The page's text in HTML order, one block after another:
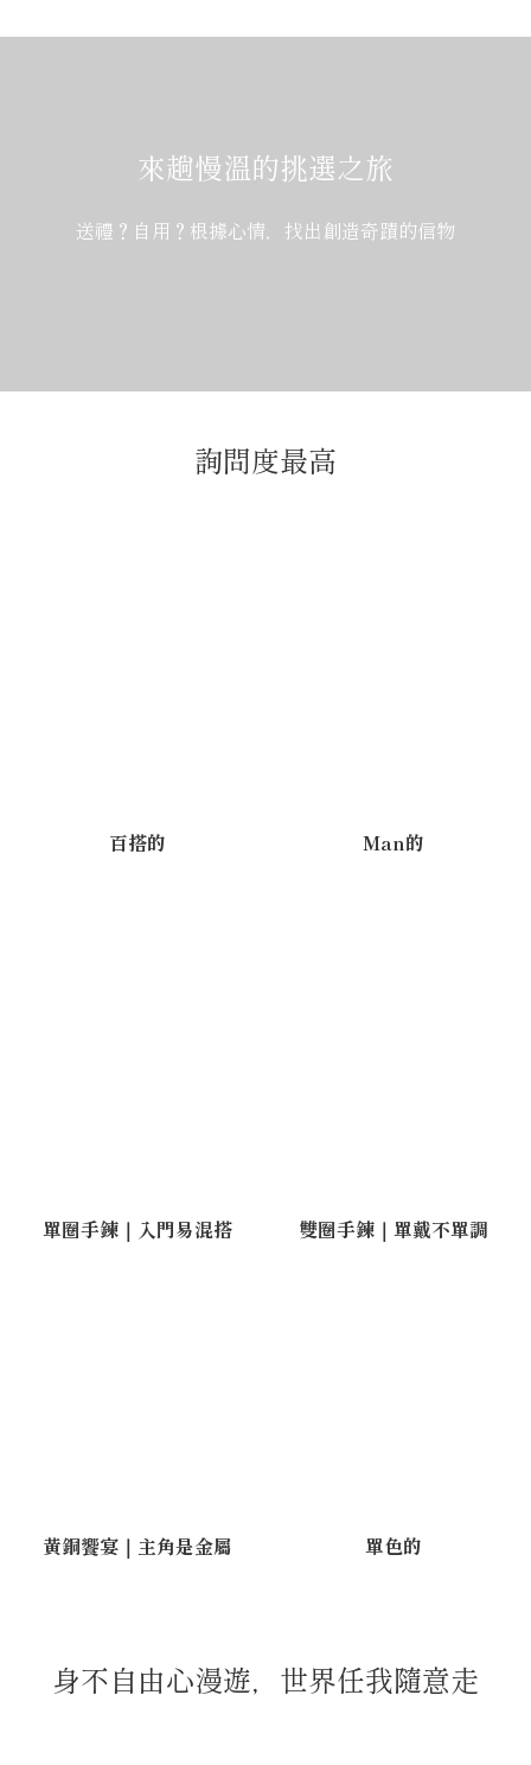
來趟慢溫的挑選之旅
送禮？自用？根據心情，找出創造奇蹟的信物
詢問度最高
百搭的 Man的
單圈手鍊｜入門易混搭 雙圈手鍊｜單戴不單調
黃銅饗宴｜主角是金屬 單色的
身不自由心漫遊，世界任我隨意走